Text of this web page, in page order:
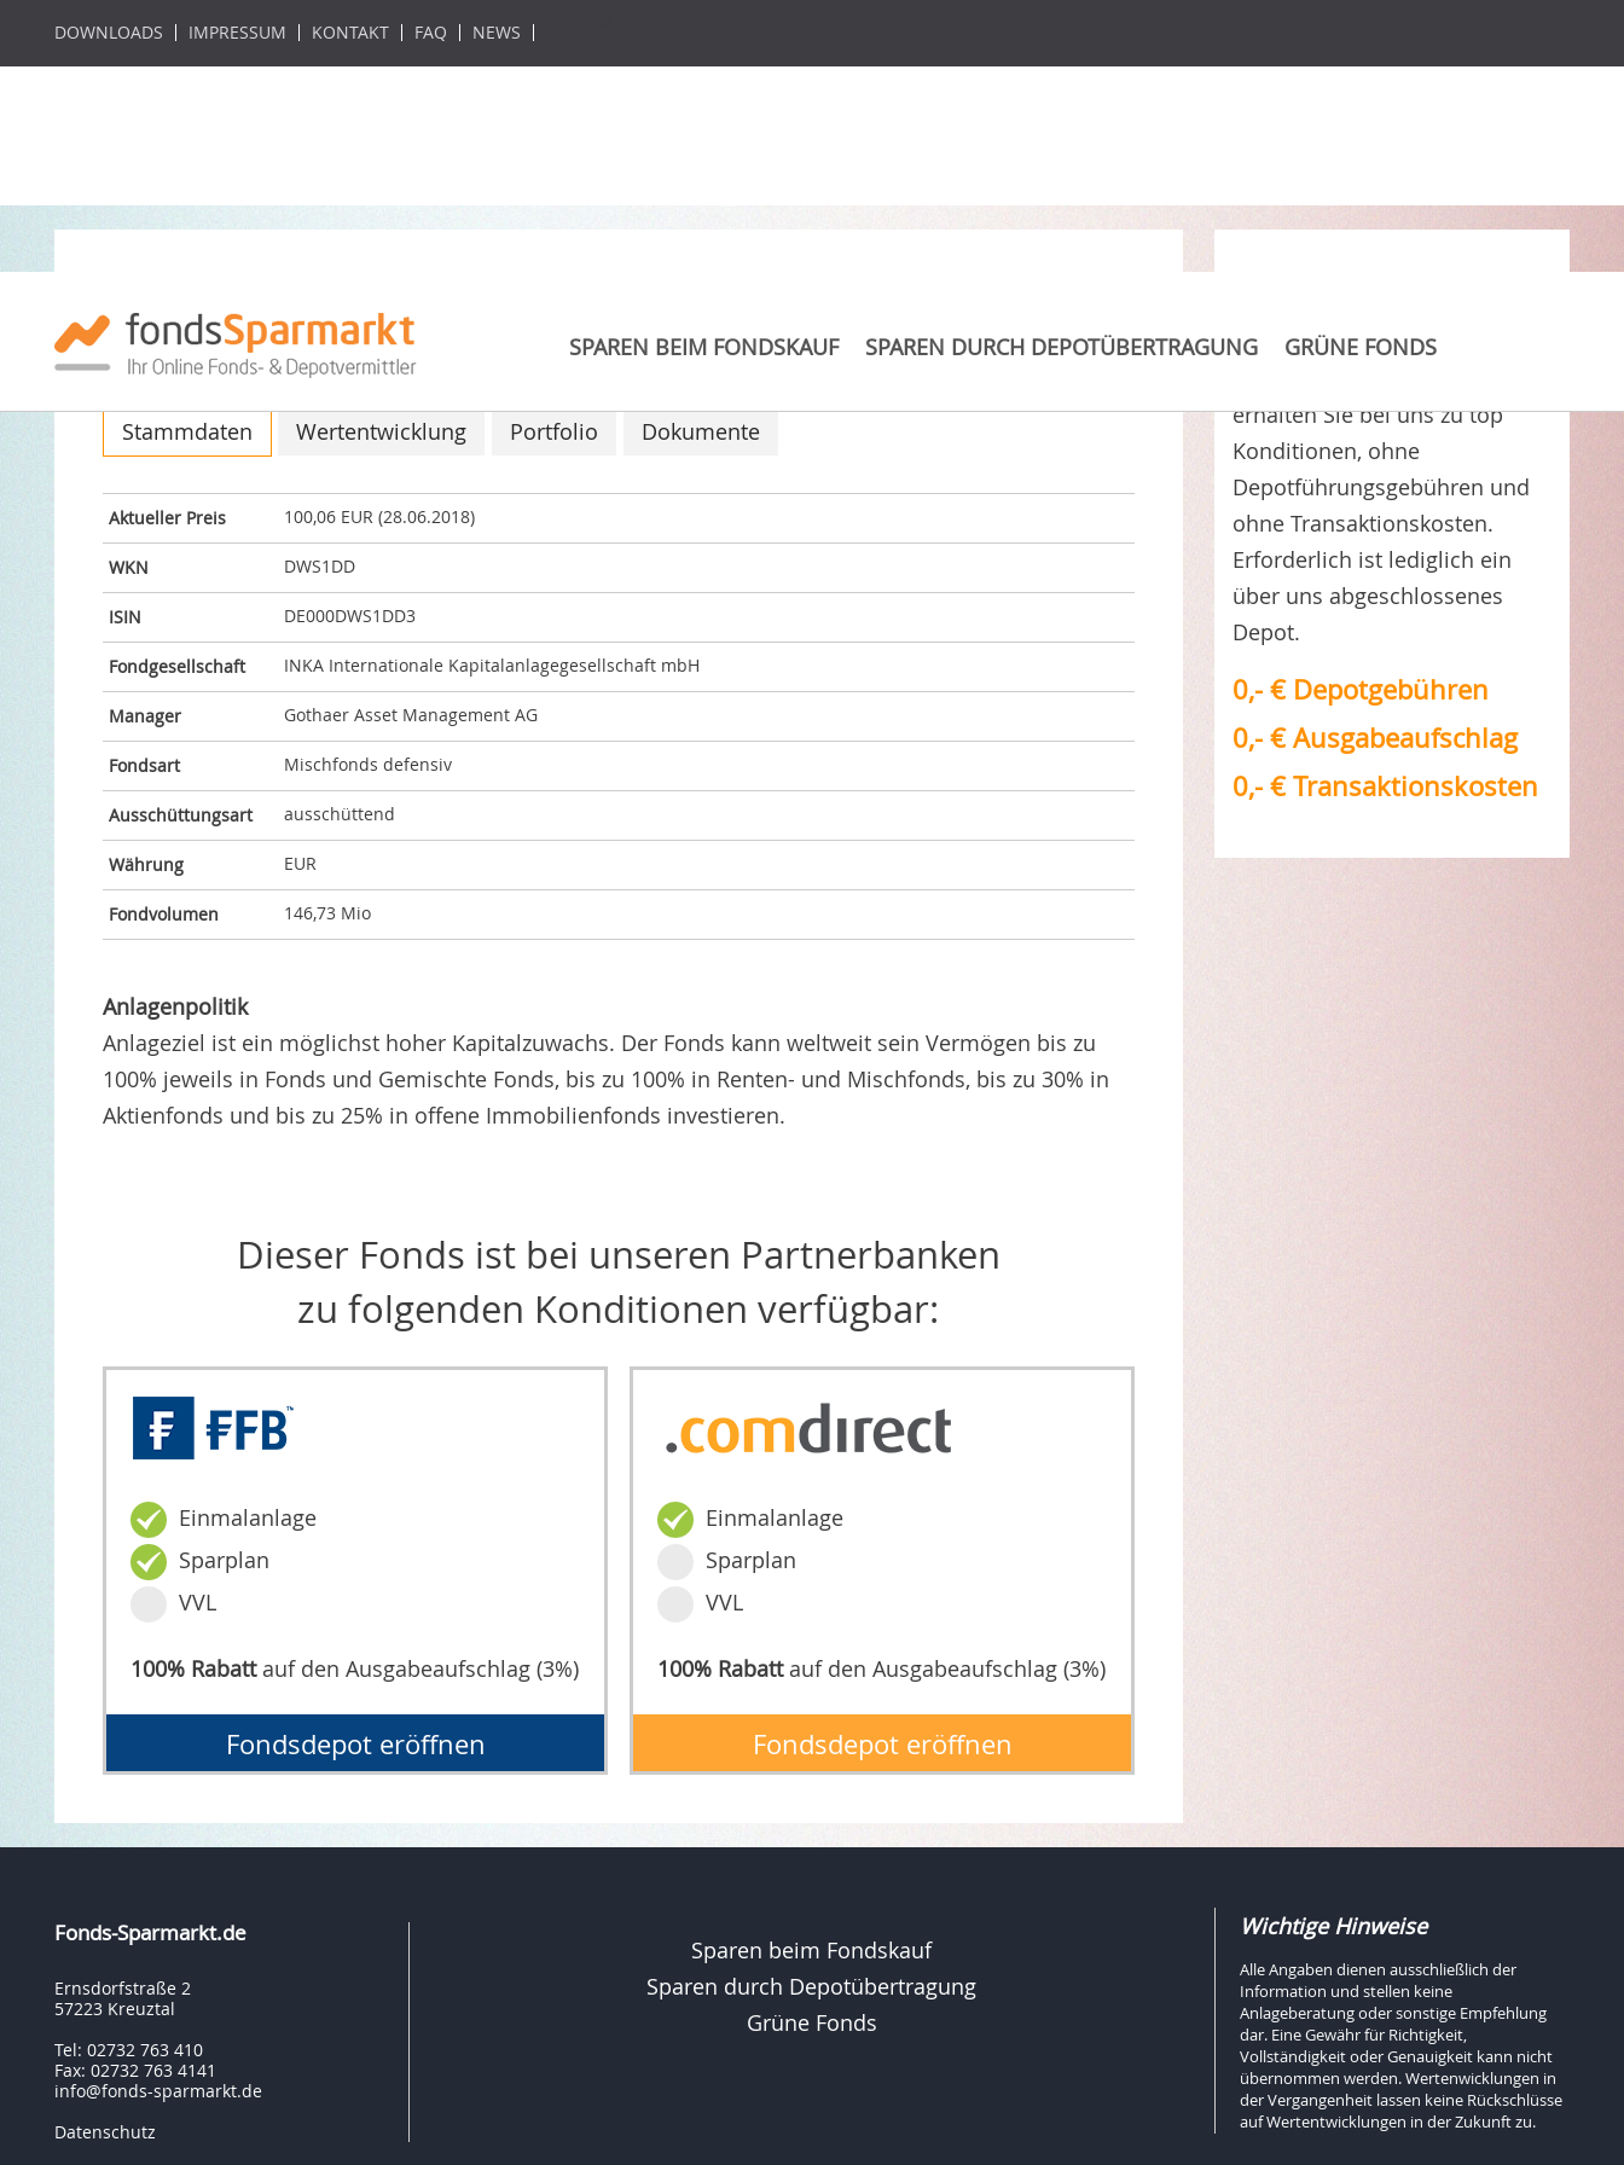
DOWNLOADS IMPRESSUM KONTAKT FAQ NEWS
SPAREN BEIM FONDSKAUF SPAREN DURCH DEPOTÜBERTRAGUNG GRÜNE FONDS
Gothaer Comfort Ertrag A
ISIN: DE000DWS1DD3 / WKN: DWS1DD
Stammdaten Wertentwicklung Portfolio Dokumente
Aktueller Preis 100,06 EUR (28.06.2018)
WKN DWS1DD
ISIN DE000DWS1DD3
Fondgesellschaft INKA Internationale Kapitalanlagegesellschaft mbH
Manager Gothaer Asset Management AG
Fondsart Mischfonds defensiv
Ausschüttungsart ausschüttend
Währung EUR
Fondvolumen 146,73 Mio
Anlagenpolitik
Anlageziel ist ein möglichst hoher Kapitalzuwachs. Der Fonds kann weltweit sein Vermögen bis zu
100% jeweils in Fonds und Gemischte Fonds, bis zu 100% in Renten- und Mischfonds, bis zu 30% in
Aktienfonds und bis zu 25% in offene Immobilienfonds investieren.
Dieser Fonds ist bei unseren Partnerbanken
zu folgenden Konditionen verfügbar:
Einmalanlage
Sparplan
VVL
100% Rabattauf den Ausgabeaufschlag (3%)
Fondsdepot eröffnen
Einmalanlage
Sparplan
VVL
100% Rabattauf den Ausgabeaufschlag (3%)
Fondsdepot eröffnen
erhalten Sie bei uns zu top
Konditionen, ohne
Depotführungsgebühren und
ohne Transaktionskosten.
Erforderlich ist lediglich ein
über uns abgeschlossenes
Depot.
0,- € Depotgebühren
0,- € Ausgabeaufschlag
0,- € Transaktionskosten
Fonds-Sparmarkt.de
Ernsdorfstraße 2
57223 Kreuztal
Tel: 02732 763 410
Fax: 02732 763 4141
info@fonds-sparmarkt.de
Datenschutz
Sparen beim Fondskauf
Sparen durch Depotübertragung
Grüne Fonds
Wichtige Hinweise
Alle Angaben dienen ausschließlich der
Information und stellen keine
Anlageberatung oder sonstige Empfehlung
dar. Eine Gewähr für Richtigkeit,
Vollständigkeit oder Genauigkeit kann nicht
übernommen werden. Wertenwicklungen in
der Vergangenheit lassen keine Rückschlüsse
auf Wertentwicklungen in der Zukunft zu.